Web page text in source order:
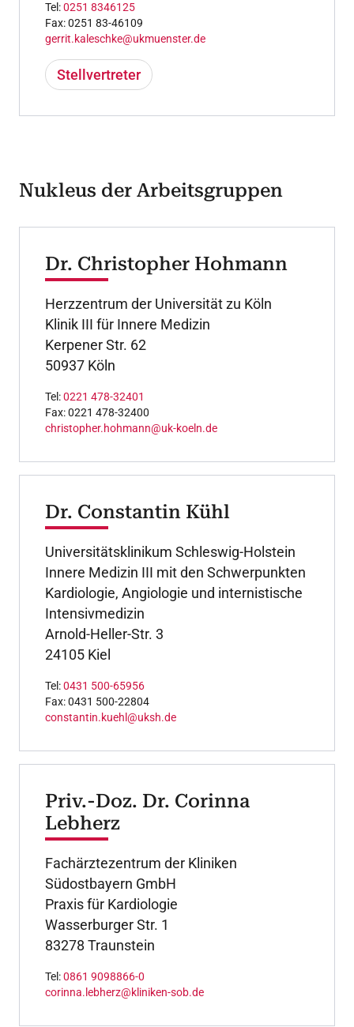
Tel:0251 8346125
Fax: 0251 83-46109
gerrit.kaleschke@ukmuenster.de
Stellvertreter
Nukleus der Arbeitsgruppen
Dr. Christopher Hohmann
Herzzentrum der Universität zu Köln
Klinik III für Innere Medizin
Kerpener Str. 62
50937 Köln
Tel:0221 478-32401
Fax: 0221 478-32400
christopher.hohmann@uk-koeln.de
Dr. Constantin Kühl
Universitätsklinikum Schleswig-Holstein
Innere Medizin III mit den Schwerpunkten
Kardiologie, Angiologie und internistische
Intensivmedizin
Arnold-Heller-Str. 3
24105 Kiel
Tel:0431 500-65956
Fax: 0431 500-22804
constantin.kuehl@uksh.de
Priv.-Doz. Dr. Corinna
Lebherz
Fachärztezentrum der Kliniken
Südostbayern GmbH
Praxis für Kardiologie
Wasserburger Str. 1
83278 Traunstein
Tel:0861 9098866-0
corinna.lebherz@kliniken-sob.de